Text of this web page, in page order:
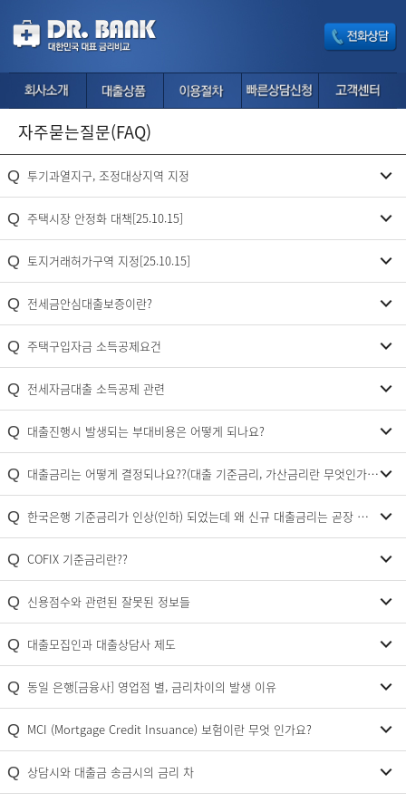
자주묻는질문(FAQ)
Q 투기과열지구, 조정대상지역 지정
Q 주택시장 안정화 대책[25.10.15]
Q 토지거래허가구역 지정[25.10.15]
Q 전세금안심대출보증이란?
Q 주택구입자금 소득공제요건
Q 전세자금대출 소득공제 관련
Q 대출진행시 발생되는 부대비용은 어떻게 되나요?
Q 대출금리는 어떻게 결정되나요??(대출 기준금리, 가산금리란 무엇인가요?)
Q 한국은행 기준금리가 인상(인하) 되었는데 왜 신규 대출금리는 곧장 인상(인하)되지 않나요?
Q COFIX 기준금리란??
Q 신용점수와 관련된 잘못된 정보들
Q 대출모집인과 대출상담사 제도
Q 동일 은행[금융사] 영업점 별, 금리차이의 발생 이유
Q MCI (Mortgage Credit Insuance) 보험이란 무엇 인가요?
Q 상담시와 대출금 송금시의 금리 차